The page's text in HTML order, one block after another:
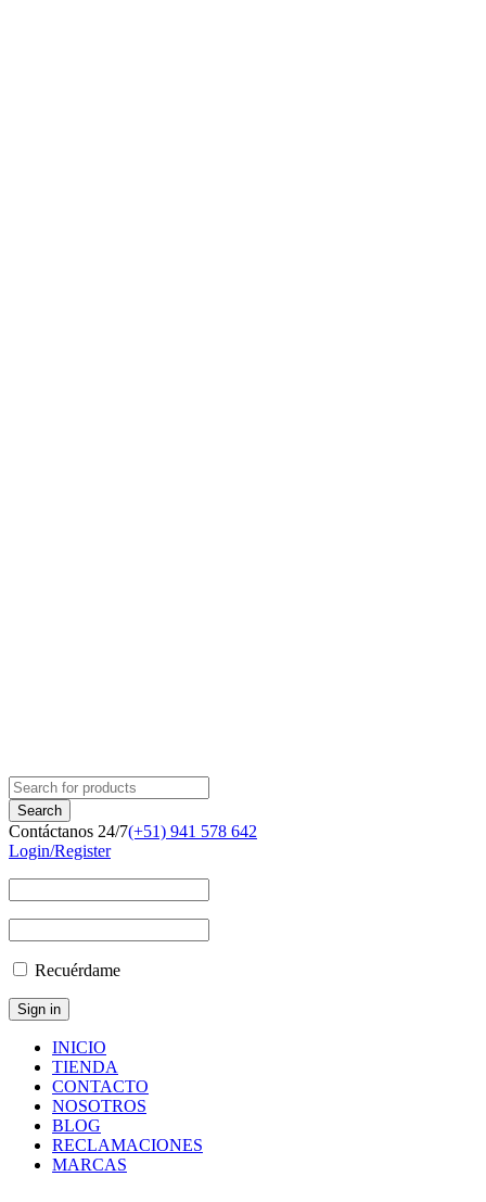
Contáctanos 24/7(+51) 941 578 642
Login/Register
Recuérdame
INICIO
TIENDA
CONTACTO
NOSOTROS
BLOG
RECLAMACIONES
MARCAS